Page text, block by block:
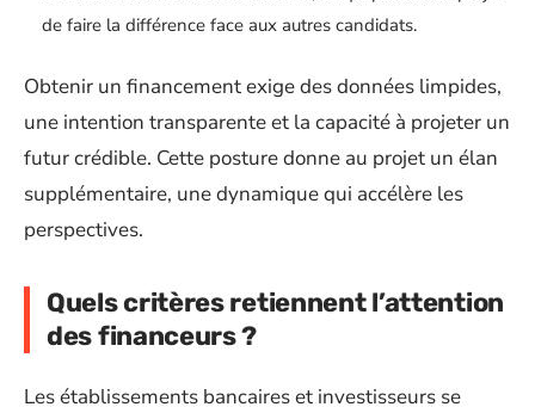
de faire la différence face aux autres candidats.
Obtenir un financement exige des données limpides,
une intention transparente et la capacité à projeter un
futur crédible. Cette posture donne au projet un élan
supplémentaire, une dynamique qui accélère les
perspectives.
Quels critères retiennent l’attention
des financeurs ?
Les établissements bancaires et investisseurs se